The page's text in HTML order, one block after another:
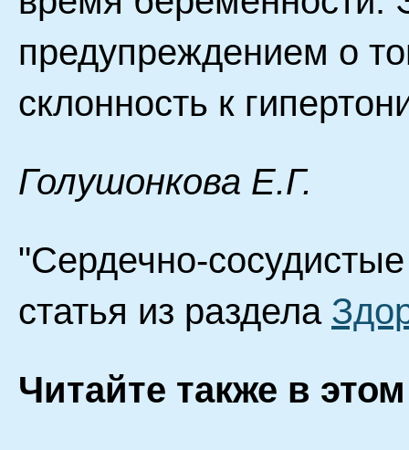
предупреждением о
склонность к
Голушонкова Е.Г.
"Сердечно-
статья из раздела
Читайте также в